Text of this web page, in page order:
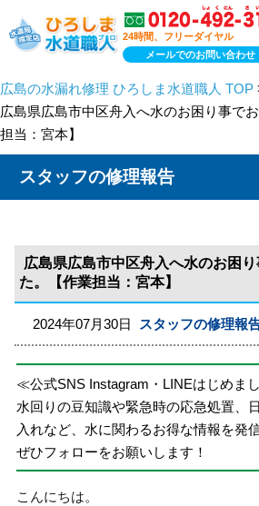
24時間、フリーダイヤル
メールでのお問い合わせ
広島の水漏れ修理 ひろしま水道職人 TOP
広島県広島市中区舟入へ水のお困り事で
担当：宮本】
スタッフの修理報告
広島県広島市中区舟入へ水のお困
た。【作業担当：宮本】
2024年07月30日 スタッフの修理報
≪公式SNS Instagram・LINEはじめま
水回りの豆知識や緊急時の応急処置、
入れなど、水に関わるお得な情報を発
ぜひフォローをお願いします！
こんにちは。